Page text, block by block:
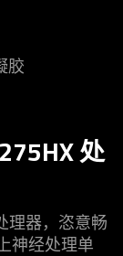
胶
处
理器，恣意畅
神经处理单